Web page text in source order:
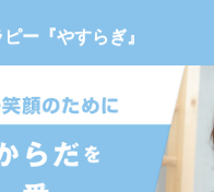
ー『やすらぎ』